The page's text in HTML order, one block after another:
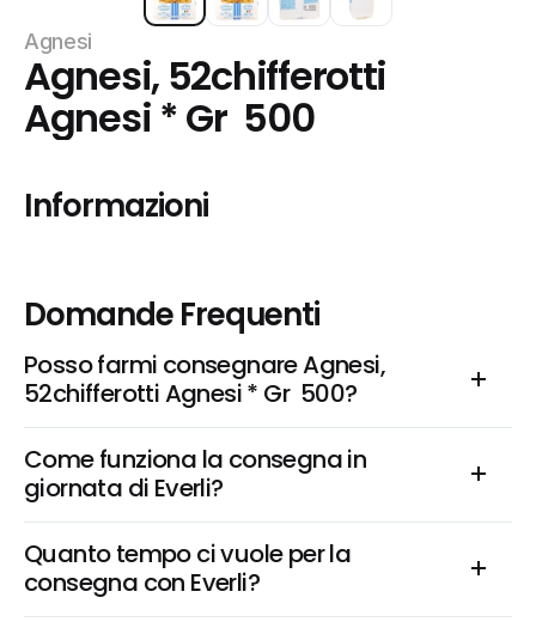
Agnesi
Agnesi, 52chifferotti
Agnesi * Gr  500
Informazioni
Domande Frequenti
Posso farmi consegnare Agnesi,
52chifferotti Agnesi * Gr  500?
Come funziona la consegna in
giornata di Everli?
Quanto tempo ci vuole per la
consegna con Everli?